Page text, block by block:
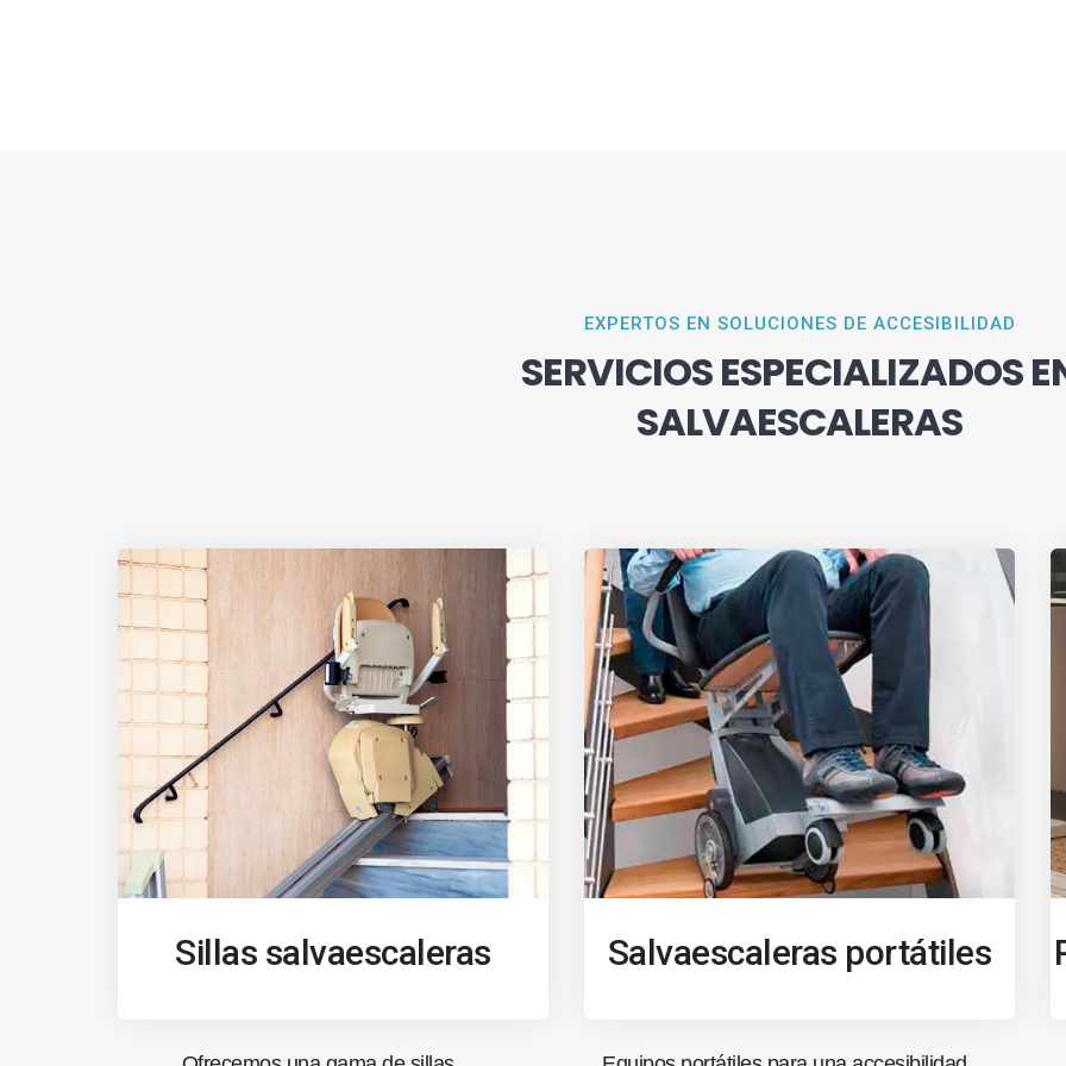
EXPERTOS EN SOLUCIONES DE ACCESIBILIDAD
SERVICIOS ESPECIALIZADOS
SALVAESCALERAS
Sillas salvaescaleras Salvaescaleras portátiles